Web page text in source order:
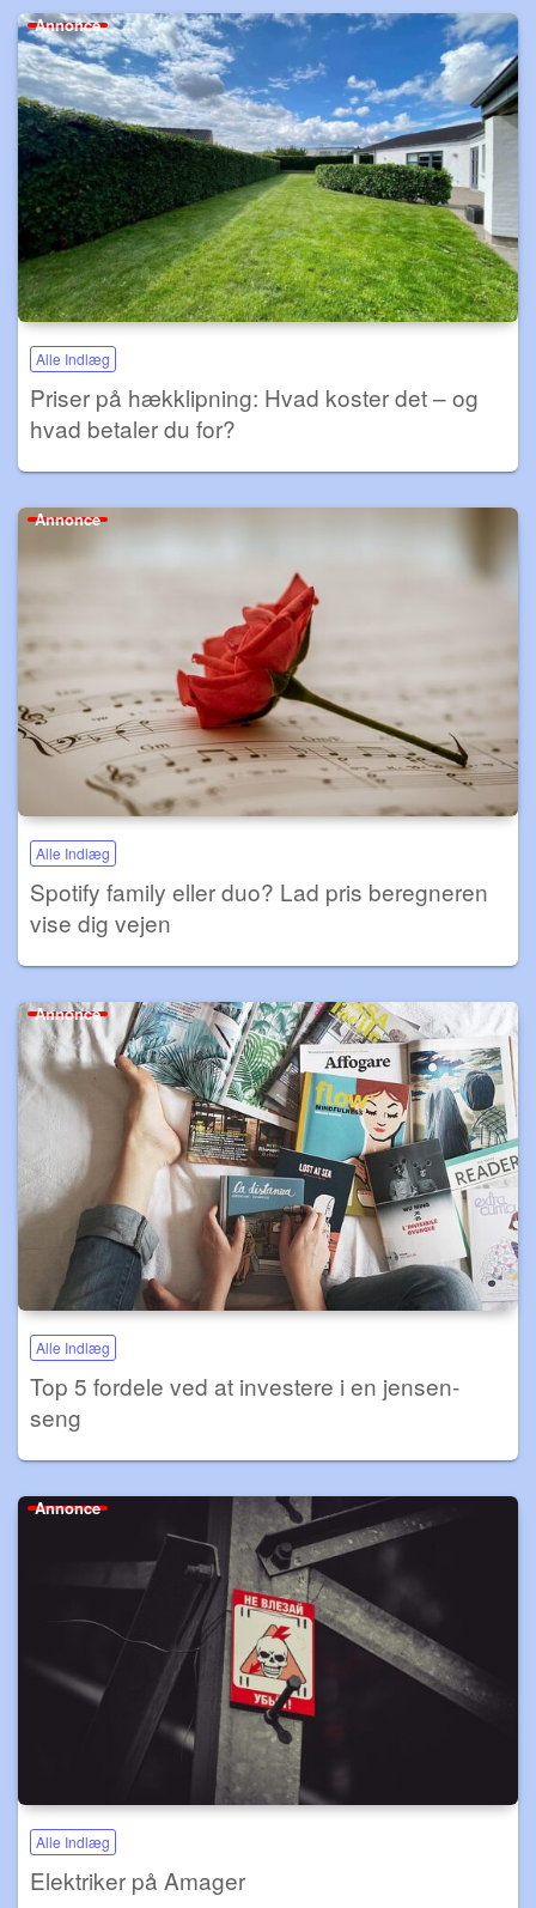
Annonce
Alle Indlæg
Priser på hækklipning: Hvad koster det – og
hvad betaler du for?
Annonce
Alle Indlæg
Spotify family eller duo? Lad pris beregneren
vise dig vejen
Annonce
Alle Indlæg
Top 5 fordele ved at investere i en jensen-
seng
Annonce
Alle Indlæg
Elektriker på Amager